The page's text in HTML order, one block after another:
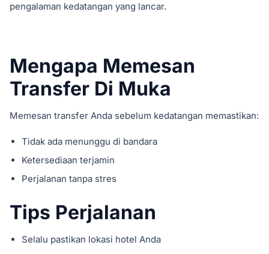
pengalaman kedatangan yang lancar.
Mengapa Memesan
Transfer Di Muka
Memesan transfer Anda sebelum kedatangan memastikan:
Tidak ada menunggu di bandara
Ketersediaan terjamin
Perjalanan tanpa stres
Tips Perjalanan
Selalu pastikan lokasi hotel Anda